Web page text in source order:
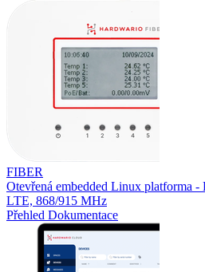
FIBER
Otevřená embedded Linux platforma -
LTE, 868/915 MHz
Přehled Dokumentace